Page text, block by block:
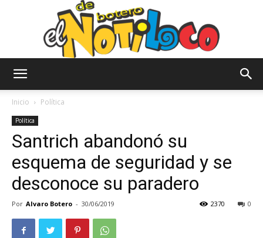
Notiloco
de
Inicio Política
Política
Santrich abandonó su
esquema de seguridad y se
desconoce su paradero
Por Alvaro Botero - 30/06/2019 0
2370